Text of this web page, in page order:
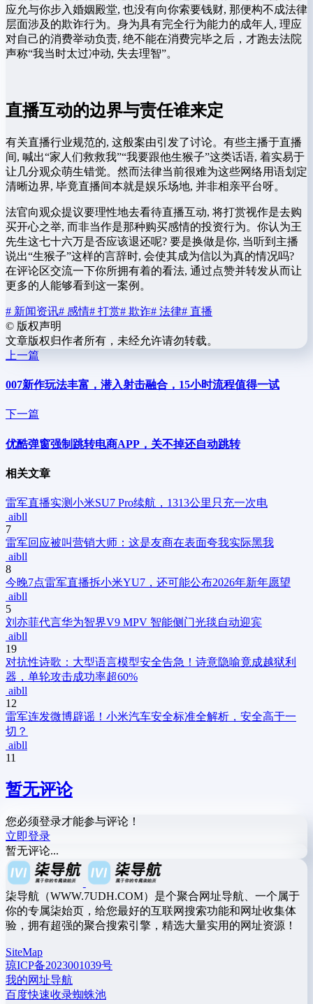
应允与你步入婚姻殿堂, 也没有向你索要钱财, 那便构不成法律
层面涉及的欺诈行为。身为具有完全行为能力的成年人, 理应
对自己的消费举动负责, 绝不能在消费完毕之后，才跑去法院
声称“我当时太过冲动, 失去理智”。
直播互动的边界与责任谁来定
有关直播行业规范的, 这般案由引发了讨论。有些主播于直播
间, 喊出“家人们救救我”“我要跟他生猴子”这类话语, 着实易于
让几分观众萌生错觉。然而法律当前很难为这些网络用语划定
清晰边界, 毕竟直播间本就是娱乐场地, 并非相亲平台呀。
法官向观众提议要理性地去看待直播互动, 将打赏视作是去购
买开心之举, 而非当作是那种购买感情的投资行为。你认为王
先生这七十六万是否应该退还呢? 要是换做是你, 当听到主播
说出“生猴子”这样的言辞时, 会使其成为信以为真的情况吗?
在评论区交流一下你所拥有着的看法, 通过点赞并转发从而让
更多的人能够看到这一案例。
# 新闻资讯# 感情# 打赏# 欺诈# 法律# 直播
© 版权声明
文章版权归作者所有，未经允许请勿转载。
上一篇
007新作玩法丰富，潜入射击融合，15小时流程值得一试
下一篇
优酷弹窗强制跳转电商APP，关不掉还自动跳转
相关文章
雷军直播实测小米SU7 Pro续航，1313公里只充一次电
aibll
7
雷军回应被叫营销大师：这是友商在表面夸我实际黑我
aibll
8
今晚7点雷军直播拆小米YU7，还可能公布2026年新年愿望
aibll
5
刘亦菲代言华为智界V9 MPV 智能侧门光毯自动迎宾
aibll
19
对抗性诗歌：大型语言模型安全告急！诗意隐喻竟成越狱利
器，单轮攻击成功率超60%
aibll
12
雷军连发微博辟谣！小米汽车安全标准全解析，安全高于一
切？
aibll
11
暂无评论
您必须登录才能参与评论！
立即登录
暂无评论...
柒导航（WWW.7UDH.COM）是个聚合网址导航、一个属于
你的专属柒始页，给您最好的互联网搜索功能和网址收集体
验，拥有超强的聚合搜索引擎，精选大量实用的网址资源！
SiteMap
琼ICP备2023001039号
我的网址导航
百度快速收录蜘蛛池